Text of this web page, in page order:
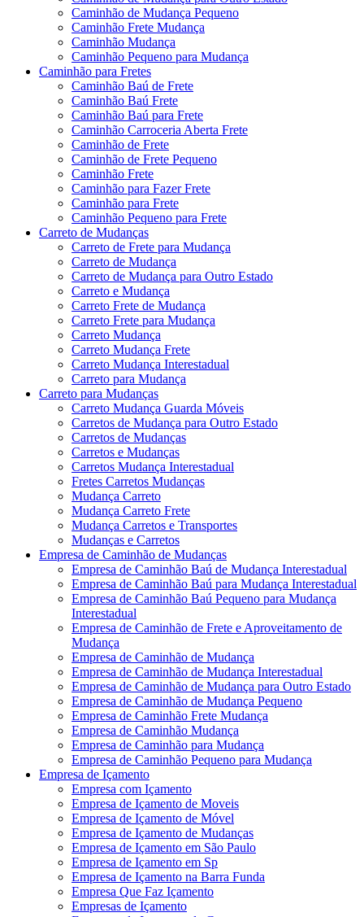
Caminhão de Mudança Pequeno
Caminhão Frete Mudança
Caminhão Mudança
Caminhão Pequeno para Mudança
Caminhão para Fretes
Caminhão Baú de Frete
Caminhão Baú Frete
Caminhão Baú para Frete
Caminhão Carroceria Aberta Frete
Caminhão de Frete
Caminhão de Frete Pequeno
Caminhão Frete
Caminhão para Fazer Frete
Caminhão para Frete
Caminhão Pequeno para Frete
Carreto de Mudanças
Carreto de Frete para Mudança
Carreto de Mudança
Carreto de Mudança para Outro Estado
Carreto e Mudança
Carreto Frete de Mudança
Carreto Frete para Mudança
Carreto Mudança
Carreto Mudança Frete
Carreto Mudança Interestadual
Carreto para Mudança
Carreto para Mudanças
Carreto Mudança Guarda Móveis
Carretos de Mudança para Outro Estado
Carretos de Mudanças
Carretos e Mudanças
Carretos Mudança Interestadual
Fretes Carretos Mudanças
Mudança Carreto
Mudança Carreto Frete
Mudança Carretos e Transportes
Mudanças e Carretos
Empresa de Caminhão de Mudanças
Empresa de Caminhão Baú de Mudança Interestadual
Empresa de Caminhão Baú para Mudança Interestadual
Empresa de Caminhão Baú Pequeno para Mudança
Interestadual
Empresa de Caminhão de Frete e Aproveitamento de
Mudança
Empresa de Caminhão de Mudança
Empresa de Caminhão de Mudança Interestadual
Empresa de Caminhão de Mudança para Outro Estado
Empresa de Caminhão de Mudança Pequeno
Empresa de Caminhão Frete Mudança
Empresa de Caminhão Mudança
Empresa de Caminhão para Mudança
Empresa de Caminhão Pequeno para Mudança
Empresa de Içamento
Empresa com Içamento
Empresa de Içamento de Moveis
Empresa de Içamento de Móvel
Empresa de Içamento de Mudanças
Empresa de Içamento em São Paulo
Empresa de Içamento em Sp
Empresa de Içamento na Barra Funda
Empresa Que Faz Içamento
Empresas de Içamento